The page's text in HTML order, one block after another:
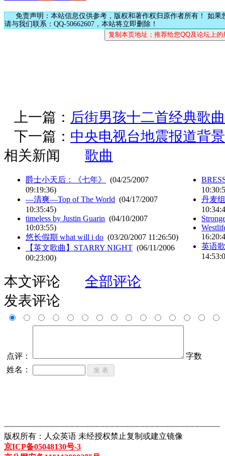
免责声明：本站信息仅供参考，版权和著作权归原作者所有！ 如果
请与我们联系：QQ-50662607，本站将立即删除！
上一篇： 后街男孩十二首经典歌
下一篇： 中央电视台地震报道背
相关新闻
歌曲
爵士小天后：《七年》
(04/25/2007
09:19:36)
—清爽—Top of The World (04/17/2007
10:35:45)
timeless by Justin Guarin (04/10/2007
10:03:55)
悠长假期 what will i do (03/20/2007 11:26:50)
【英文歌曲】STARRY NIGHT (06/11/2006
00:23:00)
丹麦
英语
本文评论
全部评论
发表评论
点评：
字数
姓名：
┈┈┈┈┈┈┈┈┈┈┈┈┈┈┈┈┈┈┈┈┈┈┈┈┈┈┈┈┈┈┈┈┈┈┈┈┈┈┈┈┈┈┈
版权所有：人众英语 未经授权禁止复制或建立镜像
京ICP备05048130号-3